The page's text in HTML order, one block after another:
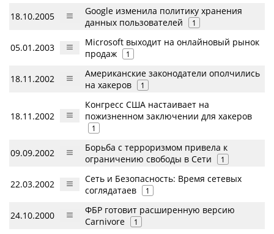
18.10.2005
Google изменила политику хранения
данных пользователей
1
05.01.2003
Microsoft выходит на онлайновый рынок
продаж
1
18.11.2002
Американские законодатели ополчились
на хакеров
1
18.11.2002
Конгресс США настаивает на
пожизненном заключении для хакеров
1
09.09.2002
Борьба с терроризмом привела к
ограничению свободы в Сети
1
22.03.2002
Сеть и Безопасность: Время сетевых
соглядатаев
1
24.10.2000
ФБР готовит расширенную версию
Carnivore
1